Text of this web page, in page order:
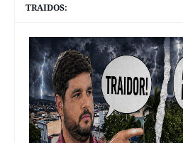
TRAIDOS: